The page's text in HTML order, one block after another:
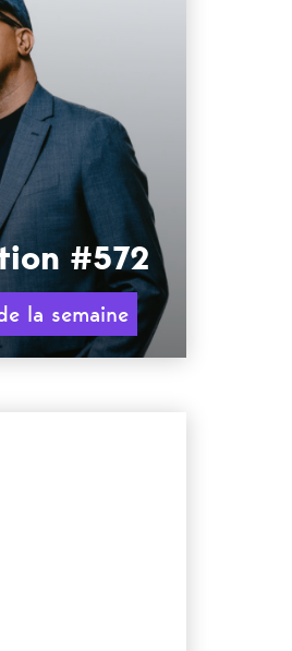
#572
la semaine